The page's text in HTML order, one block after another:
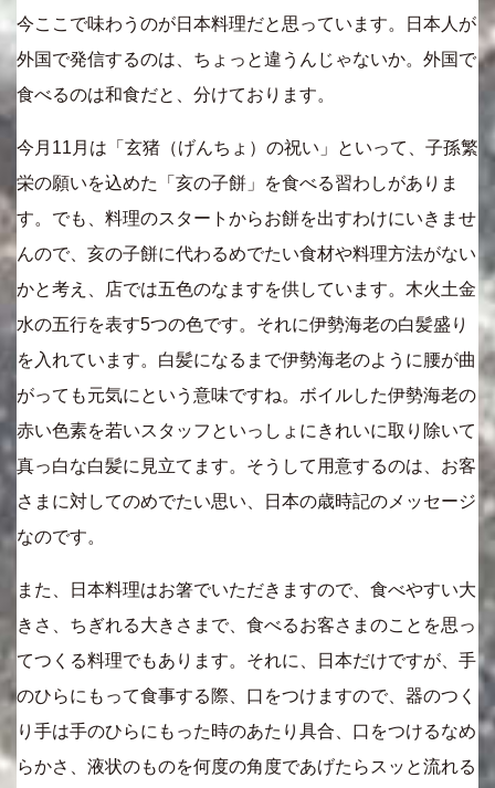
今ここで味わうのが日本料理だと思っています。日本人が
外国で発信するのは、ちょっと違うんじゃないか。外国で
食べるのは和食だと、分けております。
今月11月は「玄猪（げんちょ）の祝い」といって、子孫繁
栄の願いを込めた「亥の子餅」を食べる習わしがありま
す。でも、料理のスタートからお餅を出すわけにいきませ
んので、亥の子餅に代わるめでたい食材や料理方法がない
かと考え、店では五色のなますを供しています。木火土金
水の五行を表す5つの色です。それに伊勢海老の白髪盛り
を入れています。白髪になるまで伊勢海老のように腰が曲
がっても元気にという意味ですね。ボイルした伊勢海老の
赤い色素を若いスタッフといっしょにきれいに取り除いて
真っ白な白髪に見立てます。そうして用意するのは、お客
さまに対してのめでたい思い、日本の歳時記のメッセージ
なのです。
また、日本料理はお箸でいただきますので、食べやすい大
きさ、ちぎれる大きさまで、食べるお客さまのことを思っ
てつくる料理でもあります。それに、日本だけですが、手
のひらにもって食事する際、口をつけますので、器のつく
り手は手のひらにもった時のあたり具合、口をつけるなめ
らかさ、液状のものを何度の角度であげたらスッと流れる